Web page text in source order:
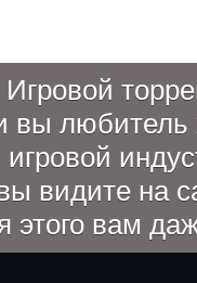
вы
видите на
этого вам